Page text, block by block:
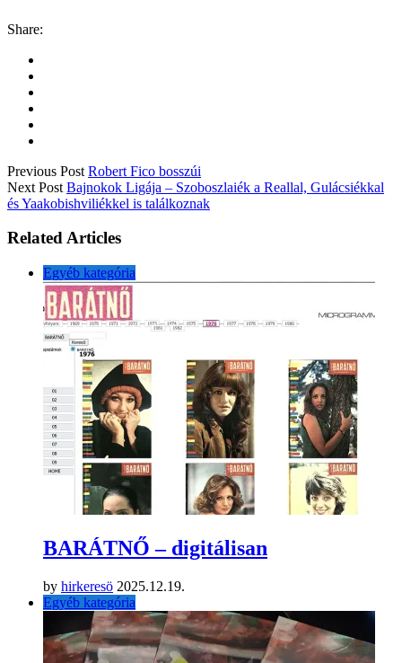
Share:
Previous Post Robert Fico bosszúi
Next Post Bajnokok Ligája – Szoboszlaiék a Reallal, Gulácsiékkal
és Yaakobishviliékkel is találkoznak
Related Articles
Egyéb kategória
BARÁTNŐ – digitálisan
by hirkeresö 2025.12.19.
Egyéb kategória